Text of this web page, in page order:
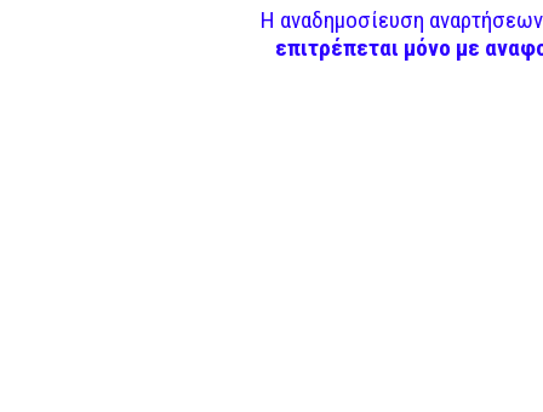
Η αναδημοσίευση
επιτρέπεται μόνο με